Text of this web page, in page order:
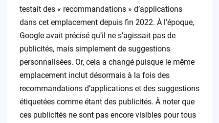
testait des « recommandations » d’applications
dans cet emplacement depuis fin 2022. À l’époque,
Google avait précisé qu’il ne s’agissait pas de
publicités, mais simplement de suggestions
personnalisées. Or, cela a changé puisque le même
emplacement inclut désormais à la fois des
recommandations d’applications et des suggestions
étiquetées comme étant des publicités. À noter que
ces publicités ne sont pas encore visibles pour tous